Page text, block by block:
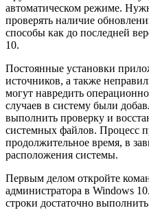
автоматическом режиме.
проверять наличие
способы как до последней
10.
Постоянные установки
источников, а также
могут навредить
случаев в систему были
выполнить проверку и
системных файлов. Процесс
продолжительное время, в
расположения системы.
Первым делом откройте
администратора в Windows
строки достаточно